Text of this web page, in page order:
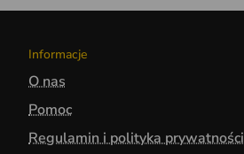
Informacje
O nas
Pomoc
Regulamin i polityka prywatności